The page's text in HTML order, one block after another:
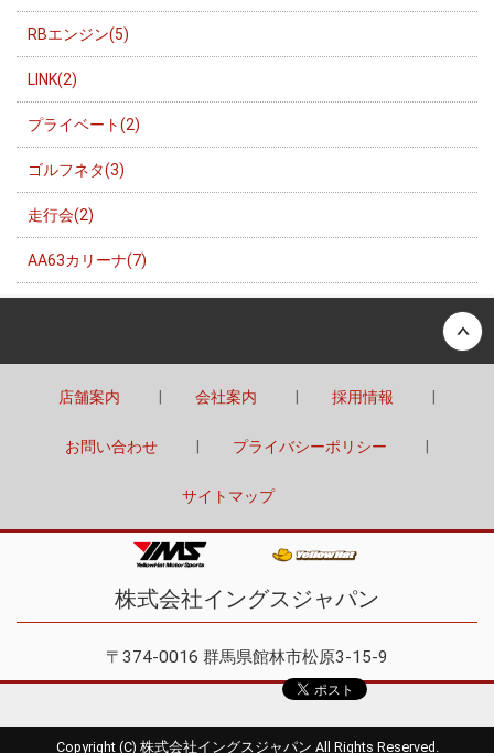
RBエンジン(5)
LINK(2)
プライベート(2)
ゴルフネタ(3)
走行会(2)
AA63カリーナ(7)
店舗案内 会社案内 採用情報
お問い合わせ プライバシーポリシー
サイトマップ
株式会社イングスジャパン
〒374-0016 群馬県館林市松原3-15-9
Copyright (C) 株式会社イングスジャパン All Rights Reserved.